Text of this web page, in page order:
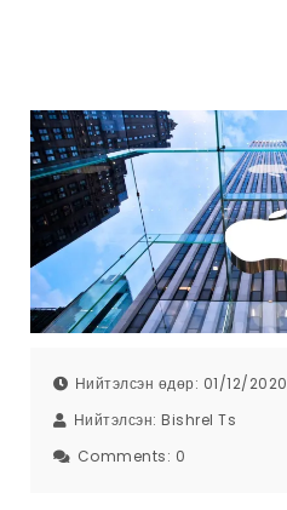
Нийтэлсэн өдөр: 01/12/2020
Нийтэлсэн: Bishrel Ts
Comments: 0